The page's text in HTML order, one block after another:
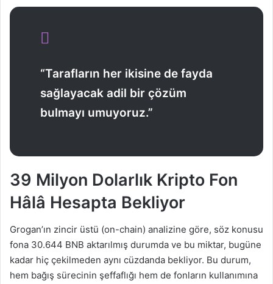
“Tarafların her ikisine de fayda
sağlayacak adil bir çözüm
bulmayı umuyoruz.”
39 Milyon Dolarlık Kripto Fon
Hâlâ Hesapta Bekliyor
Grogan’ın zincir üstü (on-chain) analizine göre, söz konusu
fona 30.644 BNB aktarılmış durumda ve bu miktar, bugüne
kadar hiç çekilmeden aynı cüzdanda bekliyor. Bu durum,
hem bağış sürecinin şeffaflığı hem de fonların kullanımına